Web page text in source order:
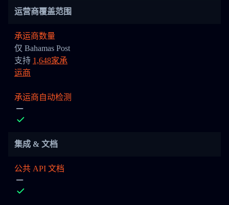
运营商覆盖范围
承运商数量
仅 Bahamas Post
支持 1,648家承
运商
承运商自动检测
集成 & 文档
公共 API 文档